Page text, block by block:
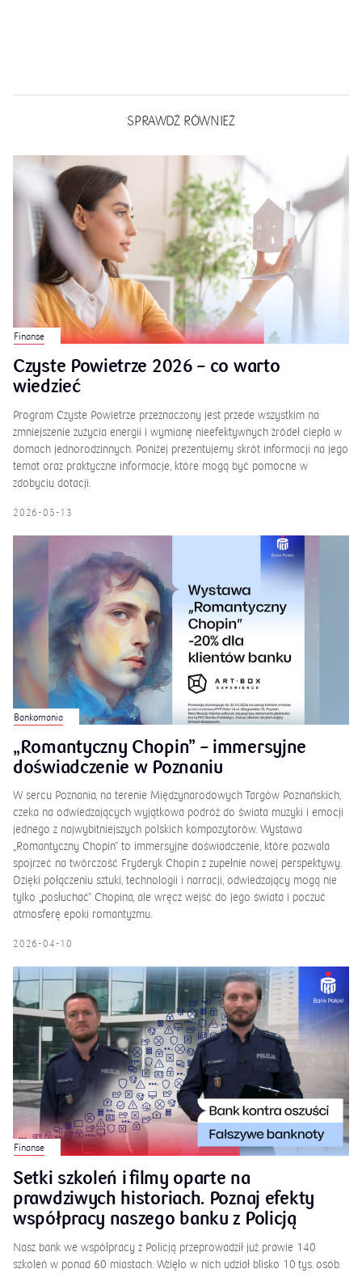
SPRAWDŹ RÓWNIEŻ
Finanse
Czyste Powietrze 2026 – co warto
wiedzieć
Program Czyste Powietrze przeznaczony jest przede wszystkim na
zmniejszenie zużycia energii i wymianę nieefektywnych źródeł ciepła w
domach jednorodzinnych. Poniżej prezentujemy skrót informacji na jego
temat oraz praktyczne informacje, które mogą być pomocne w
zdobyciu dotacji.
2026-05-13
Bankomania
„Romantyczny Chopin” – immersyjne
doświadczenie w Poznaniu
W sercu Poznania, na terenie Międzynarodowych Targów Poznańskich,
czeka na odwiedzających wyjątkowa podróż do świata muzyki i emocji
jednego z najwybitniejszych polskich kompozytorów. Wystawa
„Romantyczny Chopin” to immersyjne doświadczenie, które pozwala
spojrzeć na twórczość Fryderyk Chopin z zupełnie nowej perspektywy.
Dzięki połączeniu sztuki, technologii i narracji, odwiedzający mogą nie
tylko „posłuchać” Chopina, ale wręcz wejść do jego świata i poczuć
atmosferę epoki romantyzmu.
2026-04-10
Finanse
Setki szkoleń i filmy oparte na
prawdziwych historiach. Poznaj efekty
współpracy naszego banku z Policją
Nasz bank we współpracy z Policją przeprowadził już prawie 140
szkoleń w ponad 60 miastach. Wzięło w nich udział blisko 10 tys. osób.